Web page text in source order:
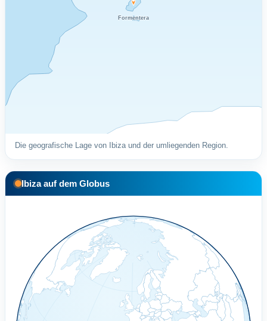
Formentera
Die geografische Lage von Ibiza und der umliegenden Region.
Ibiza auf dem Globus